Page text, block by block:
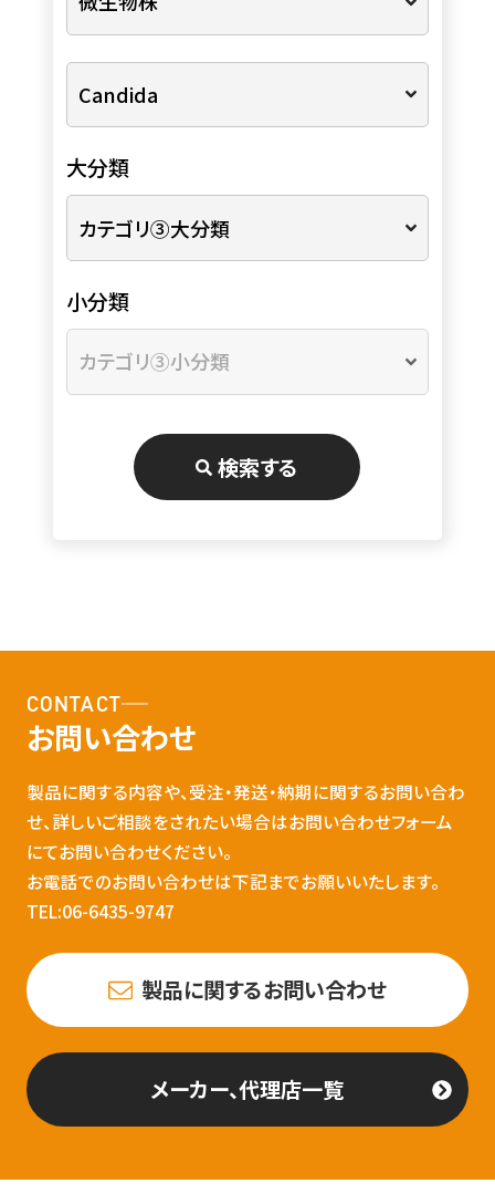
大分類
小分類
検索する
CONTACT
お問い合わせ
製品に関する内容や、受注・発送・納期に関するお問い合わ
せ、詳しいご相談をされたい場合はお問い合わせフォーム
にてお問い合わせください。
お電話でのお問い合わせは下記までお願いいたします。
TEL:06-6435-9747
製品に関するお問い合わせ
メーカー、代理店一覧